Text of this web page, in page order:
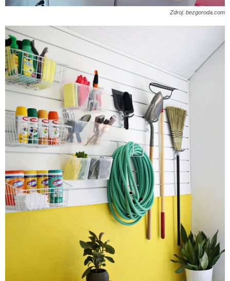
Zdroj: bezgoroda.com